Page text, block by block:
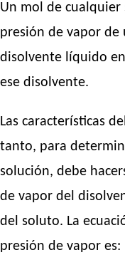
Un mol de
presión de vapor de
disolvente líquido
ese disolvente.
Las características
tanto, para
solución, debe
de vapor del
del soluto. La
presión de vapor es: